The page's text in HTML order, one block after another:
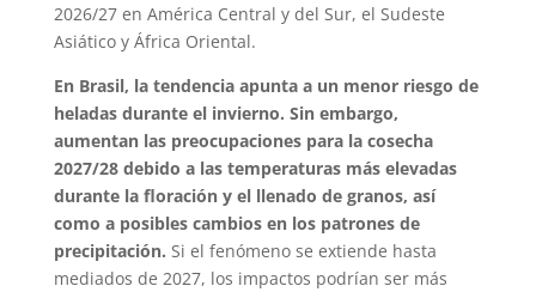
2026/27 en América Central y del Sur, el Sudeste
Asiático y África Oriental.
En Brasil, la tendencia apunta a un menor riesgo de
heladas durante el invierno. Sin embargo,
aumentan las preocupaciones para la cosecha
2027/28 debido a las temperaturas más elevadas
durante la floración y el llenado de granos, así
como a posibles cambios en los patrones de
precipitación. Si el fenómeno se extiende hasta
mediados de 2027, los impactos podrían ser más